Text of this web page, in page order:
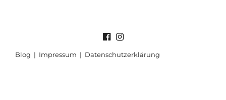
Blog | Impressum | Datenschutzerklärung